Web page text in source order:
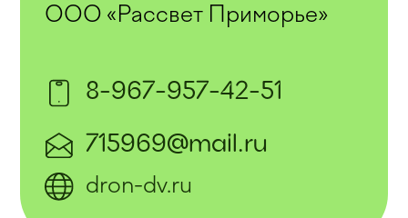
ООО «Рассвет Приморье»
8-967-957-42-51
715969@mail.ru
dron-dv.ru